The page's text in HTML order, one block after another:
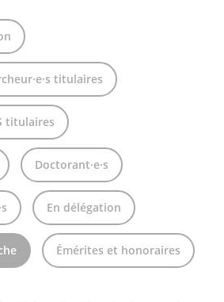
titulaires
titulaires
Doctorant·e·s
En délégation
Émérites et honoraires